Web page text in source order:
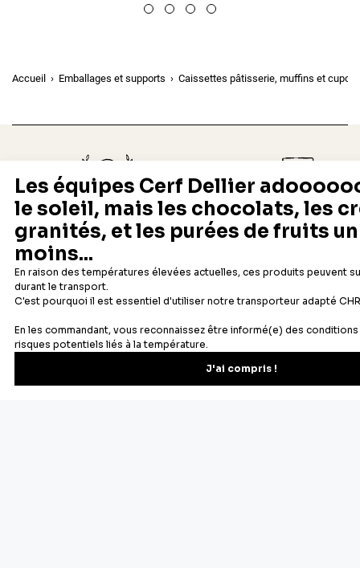
Accueil Emballages et supports Caissettes pâtisserie, muffins et
Depuis 1932
Fabricant français reconnu
Livraison rapide 24/48h
Offerte dès 69 € en point
Newsletter
Recevez les recettes, astuces et offres spéciales.